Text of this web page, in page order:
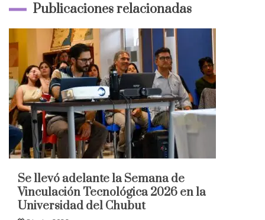
Publicaciones relacionadas
Se llevó adelante la Semana de
Vinculación Tecnológica 2026 en la
Universidad del Chubut